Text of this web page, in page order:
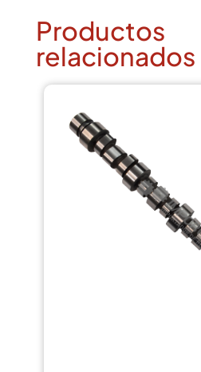
Productos
relacionados